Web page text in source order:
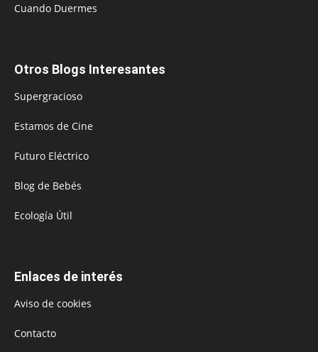
Cuando Duermes
Otros Blogs Interesantes
Supergracioso
Estamos de Cine
Futuro Eléctrico
Blog de Bebés
Ecología Útil
Enlaces de interés
Aviso de cookies
Contacto